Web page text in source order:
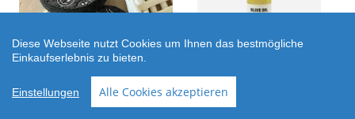
KISS MY KITCHEN Pop-Up
Nicolas Vahé Oliven Öl
Diese Webseite nutzt Cookies um Ihnen das bestmögliche
Einkaufserlebnis zu bieten.
Einstellungen Alle Cookies akzeptieren